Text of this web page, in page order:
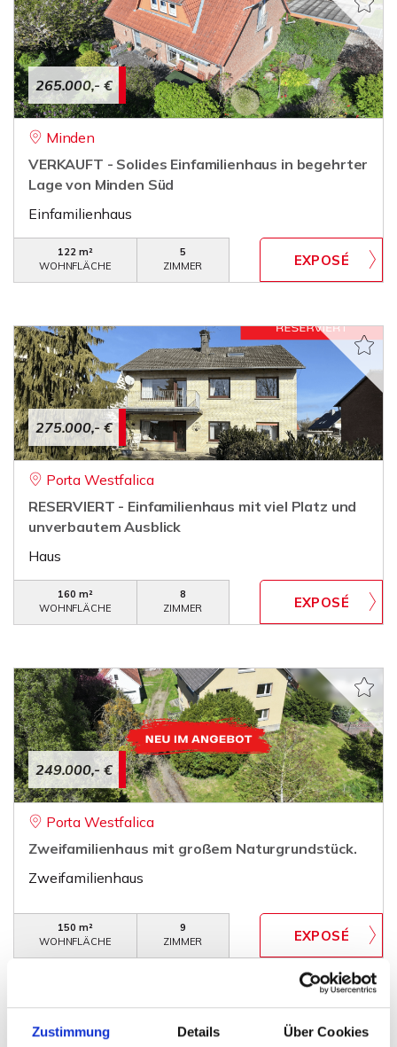
Zustimmung Details Über Cookies
265.000,- €
Minden
VERKAUFT - Solides Einfamilienhaus in begehrter
Lage von Minden Süd
Einfamilienhaus
122 m²
WOHNFLÄCHE
5
ZIMMER
275.000,- €
Porta Westfalica
RESERVIERT - Einfamilienhaus mit viel Platz und
unverbautem Ausblick
Haus
160 m²
WOHNFLÄCHE
8
ZIMMER
249.000,- €
Porta Westfalica
Zweifamilienhaus mit großem Naturgrundstück.
Zweifamilienhaus
150 m²
WOHNFLÄCHE
9
ZIMMER